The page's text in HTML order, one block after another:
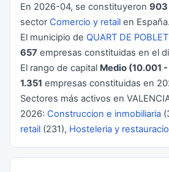
En 2026-04, se constituyeron 903
sector Comercio y retail en España.
El municipio de QUART DE POBLET
657 empresas constituidas en el
El rango de capital Medio (10.001
1.351 empresas constituidas en
Sectores más activos en
2026: Construccion e inmobiliaria
retail (231), Hosteleria y